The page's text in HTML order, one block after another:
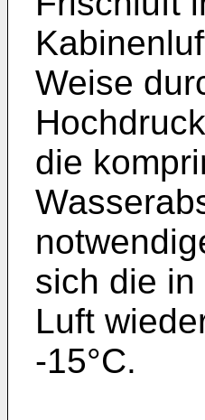
Weise
die
sich die
Luft
-15°C.